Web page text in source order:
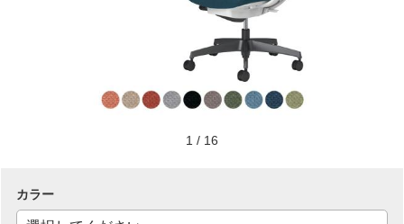
1 / 16
カラー